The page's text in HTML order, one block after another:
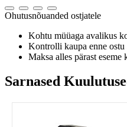
Ohutusnõuanded ostjatele
Kohtu müüaga avalikus
Kontrolli kaupa enne ostu
Maksa alles pärast eseme
Sarnased